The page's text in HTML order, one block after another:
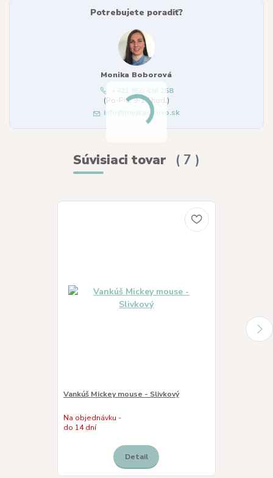
Potrebujete poradiť?
Monika Boborová
+421 950 436 258
(Po-Pia, 9-17 hod.)
info@mojkacikovo.sk
Súvisiaci tovar 7
Vankúš Mickey mouse - Slivkový
Na objednávku -
do 14 dní
Detail